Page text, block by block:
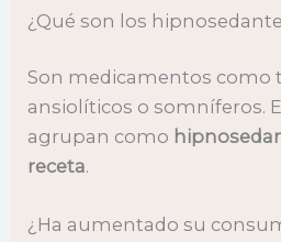
¿Qué son los
Son medicamentos como
ansiolíticos o somníferos.
agrupan como
receta.
¿Ha aumentado su